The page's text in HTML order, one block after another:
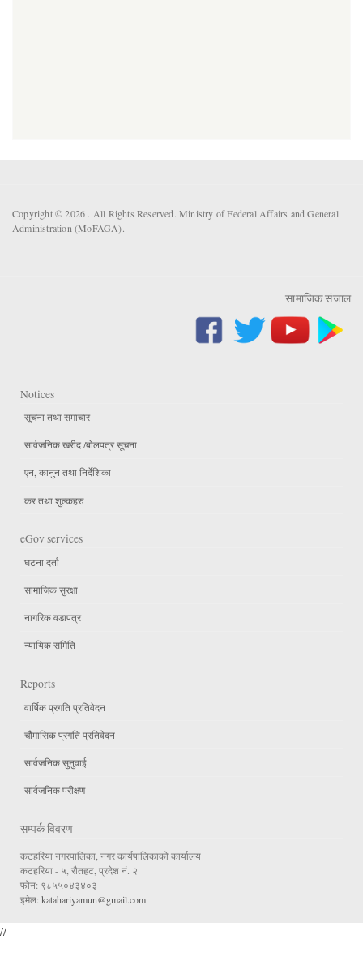
Copyright © 2026 . All Rights Reserved. Ministry of Federal Affairs and General
Administration (MoFAGA).
सामाजिक संजाल
Notices
सूचना तथा समाचार
सार्वजनिक खरीद /बोलपत्र सूचना
एन, कानुन तथा निर्देशिका
कर तथा शुल्कहरु
eGov services
घटना दर्ता
सामाजिक सुरक्षा
नागरिक वडापत्र
न्यायिक समिति
Reports
वार्षिक प्रगति प्रतिवेदन
चौमासिक प्रगति प्रतिवेदन
सार्वजनिक सुनुवाई
सार्वजनिक परीक्षण
सम्पर्क विवरण
कटहरिया नगरपालिका, नगर कार्यपालिकाको कार्यालय
कटहरिया - ५, रौतहट, प्रदेश नं. २
फोन: ९८५५०४३४०३
इमेल: katahariyamun@gmail.com
//